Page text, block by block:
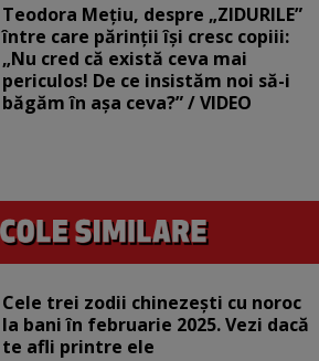
Teodora Mețiu, despre „ZIDURILE”
între care părinții își cresc copiii:
„Nu cred că există ceva mai
periculos! De ce insistăm noi să-i
băgăm în așa ceva?” / VIDEO
Cele trei zodii chinezești cu noroc
la bani în februarie 2025. Vezi dacă
te afli printre ele